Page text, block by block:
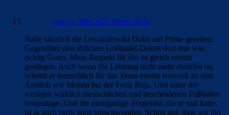
lexxy 4. Mai 2025 Beim 20:26
Habe kürzlich die Lewandowski Doku auf Prime gesehen.
Gegenüber den üblichen Lobhudel-Dokus dort mal was
richtig Gutes. Mein Respekt für ihn ist gleich enorm
gestiegen. Auch wenn die Leistung nicht mehr dieselbe ist,
scheint er menschlich für das Team enorm wertvoll zu sein.
Ähnlich wie Morata bei der Furia Roja. Und einer der
wenigen wirklich menschlichen und bescheidenen Fußballer
heutzutage. Und die einzigartige Torgefahr, die er mal hatte,
ist ja auch nicht ganz verschwunden. Schon gut, dass wir ihn